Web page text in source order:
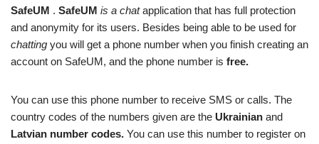
SafeUM . SafeUM is a chatapplication that has full protection
and anonymity for its users. Besides being able to be used for
chatting you will get a phone number when you finish creating an
account on SafeUM, and the phone number is free.
You can use this phone number to receive SMS or calls. The
country codes of the numbers given are the Ukrainian and
Latvian number codes. You can use this number to register on